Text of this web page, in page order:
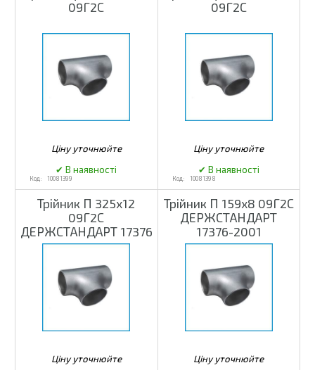
09Г2С
10081399
09Г2С
10081398
Трійник П 325х12
09Г2С
ДЕРЖСТАНДАРТ 17376
Трійник П 159х8 09Г2С
ДЕРЖСТАНДАРТ
17376-2001